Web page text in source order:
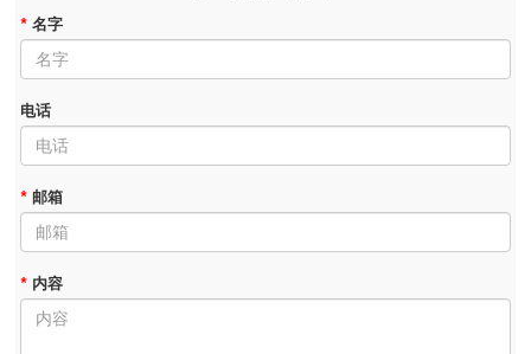
* 名字
电话
* 邮箱
* 内容